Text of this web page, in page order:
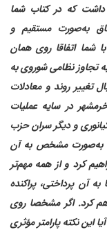
که در کتاب شما
به‌صورت مستقیم و
شما اتفاقا روی همان
تجاوز نظامی شوروی به
تغییر روند و معادلات
از سوم خرداد ۱۳۶۱ و فتح خرمشهر در سایه عملیات
و دیگر سران حزب
در کتاب شما به‌صورت مشخص به آن
کرد و از همه مهم‌تر
آن پرداختی، پراکنده
کرد. اگر مشخصا روی
این نکته پارامتر مؤثری